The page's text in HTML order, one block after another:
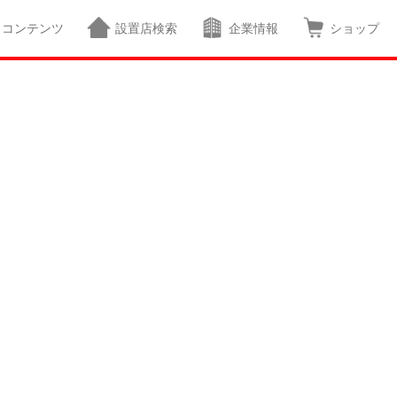
コンテンツ 設置店検索 企業情報 ショップ